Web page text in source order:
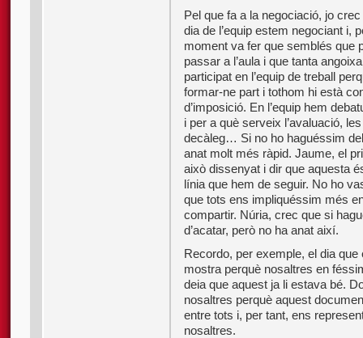
Pel que fa a la negociació, jo
dia de l’equip estem negociant i,
moment va fer que semblés que
passar a l’aula i que tanta
participat en l’equip de treball
formar-ne part i tothom hi està
d’imposició. En l’equip hem
i per a què serveix l’avaluació,
decàleg… Si no ho haguéssim
anat molt més ràpid. Jaume, el
això dissenyat i dir que aquesta
línia que hem de seguir. No ho
que tots ens impliquéssim més
compartir. Núria, crec que si
d’acatar, però no ha anat així.
Recordo, per exemple, el dia
mostra perquè nosaltres en
deia que aquest ja li estava bé.
nosaltres perquè aquest
entre tots i, per tant, ens
nosaltres.